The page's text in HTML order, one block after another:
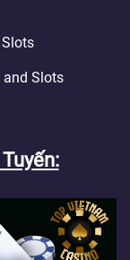
and Slots